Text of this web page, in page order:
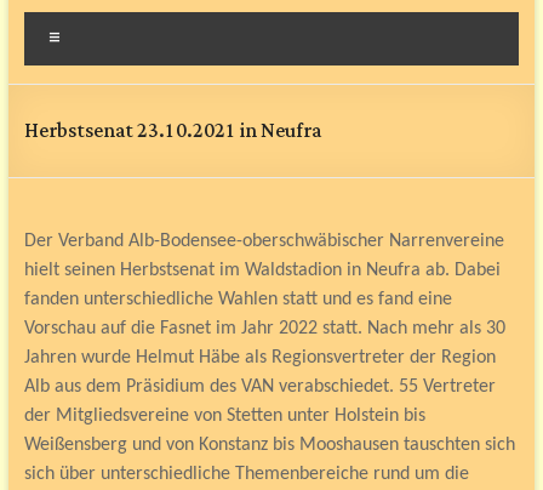
Verband
Alb-
Narrenvereine
Herbstsenat 23.10.2021 in Neufra
Der Verband Alb-Bodensee-oberschwäbischer Narrenvereine
hielt seinen Herbstsenat im Waldstadion in Neufra ab. Dabei
fanden unterschiedliche Wahlen statt und es fand eine
Vorschau auf die Fasnet im Jahr 2022 statt. Nach mehr als 30
Jahren wurde Helmut Häbe als Regionsvertreter der Region
Alb aus dem Präsidium des VAN verabschiedet. 55 Vertreter
der Mitgliedsvereine von Stetten unter Holstein bis
Weißensberg und von Konstanz bis Mooshausen tauschten sich
sich über unterschiedliche Themenbereiche rund um die